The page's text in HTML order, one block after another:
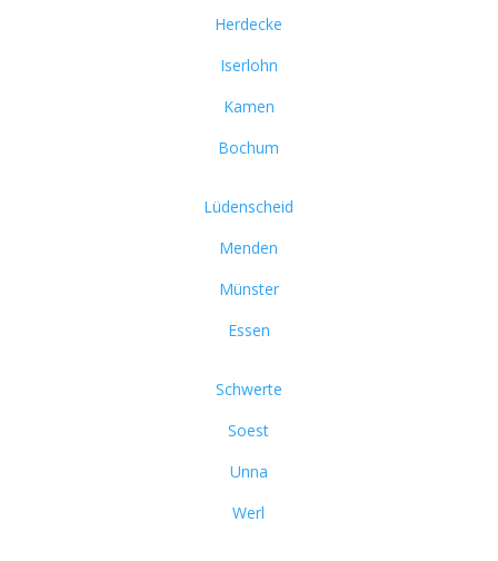
Herdecke
Iserlohn
Kamen
Bochum
Lüdenscheid
Menden
Münster
Essen
Schwerte
Soest
Unna
Werl